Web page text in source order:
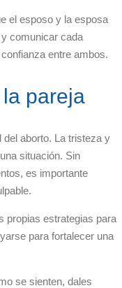
el esposo y la esposa
comunicar cada
entre ambos.
pareja
aborto. La tristeza y
situación. Sin
es importante
propias estrategias para
para fortalecer una
se sienten, dales